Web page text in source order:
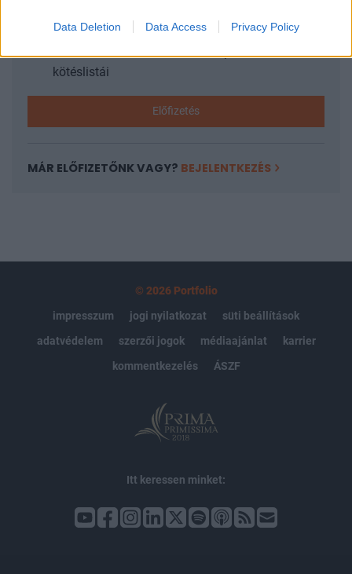
Data Deletion Data Access Privacy Policy
Portfolio.hu teljes cikkarchívum
kötéslistái
Előfizetés
MÁR ELŐFIZETŐNK VAGY? BEJELENTKEZÉS
© 2026 Portfolio
impresszum
jogi nyilatkozat
süti beállítások
adatvédelem
szerzői jogok médiaajánlat
karrier
kommentkezelés
ÁSZF
Itt keressen minket: